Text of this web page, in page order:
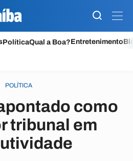
PolíticaQual a Boa?Entretenimento
POLÍTICA
como
tribunal em